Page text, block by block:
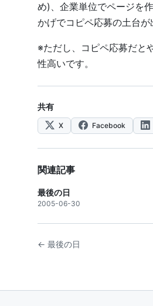
め)、企業単位でページを
かげでコピペ応募の土台が
※ただし、コピペ応募だと
性高いです。
共有
X Facebook
関連記事
最後の日
2005-06-30
← 最後の日